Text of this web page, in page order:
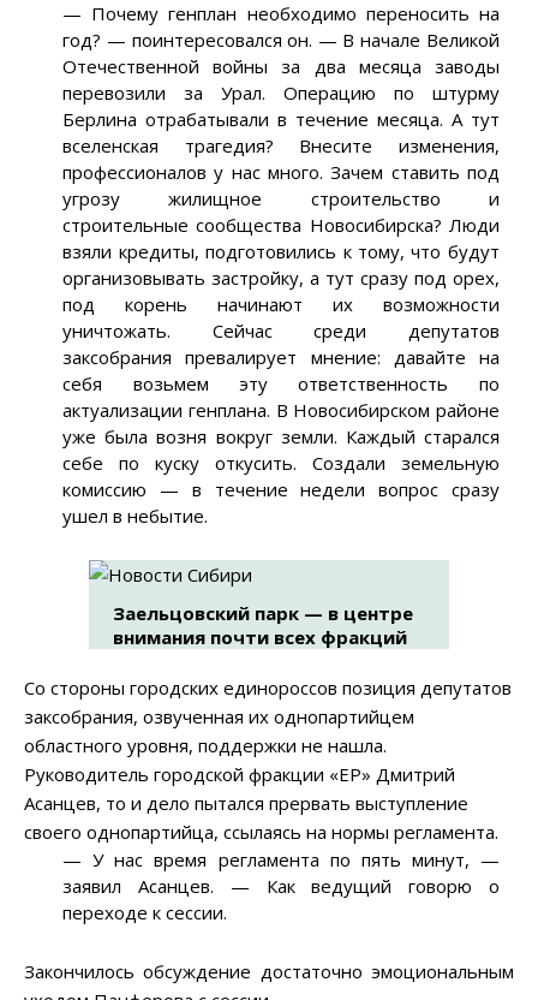
— Почему генплан необходимо переносить на
год? — поинтересовался он. — В начале Великой
Отечественной войны за два месяца заводы
перевозили за Урал. Операцию по штурму
Берлина отрабатывали в течение месяца. А тут
вселенская трагедия? Внесите изменения,
профессионалов у нас много. Зачем ставить под
угрозу жилищное строительство и
строительные сообщества Новосибирска? Люди
взяли кредиты, подготовились к тому, что будут
организовывать застройку, а тут сразу под орех,
под корень начинают их возможности
уничтожать. Сейчас среди депутатов
заксобрания превалирует мнение: давайте на
себя возьмем эту ответственность по
актуализации генплана. В Новосибирском районе
уже была возня вокруг земли. Каждый старался
себе по куску откусить. Создали земельную
комиссию — в течение недели вопрос сразу
ушел в небытие.
Заельцовский парк — в центре
внимания почти всех фракций
Со стороны городских единороссов позиция депутатов
заксобрания, озвученная их однопартийцем
областного уровня, поддержки не нашла.
Руководитель городской фракции «ЕР» Дмитрий
Асанцев, то и дело пытался прервать выступление
своего однопартийца, ссылаясь на нормы регламента.
— У нас время регламента по пять минут, —
заявил Асанцев. — Как ведущий говорю о
переходе к сессии.
Закончилось обсуждение достаточно эмоциональным